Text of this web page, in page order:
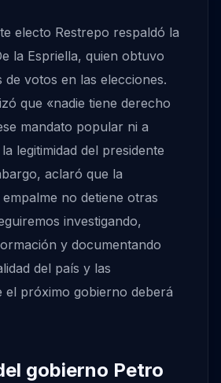
electo Restrepo respaldó la
la Espriella, quien obtuvo
de votos en las elecciones.
que «nadie tiene derecho
mandato popular ni a
legitimidad del presidente
aclaró que la
no detiene otras
investigando,
y documentando
del país y las
el próximo gobierno deberá
gobierno Petro